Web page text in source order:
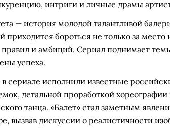
интриги и личные драмы
— история молодой талантливой
приходится бороться не только за
правил и амбиций. Сериал поднимает
успеха.
сериале исполнили известные
детальной проработкой
танца. «Балет» стал заметным
вызвав дискуссии о реалистичности